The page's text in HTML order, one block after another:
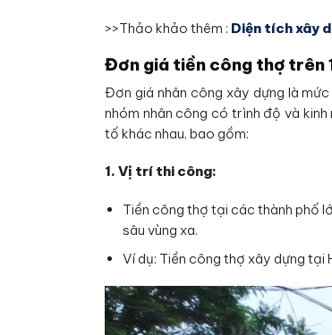
>>Thảo khảo thêm : Diện tích xây
Đơn giá tiền công thợ trên
Đơn giá nhân công xây dựng là
nhóm nhân công có trình độ và
tố khác nhau, bao gồm:
1. Vị trí thi công:
Tiền công thợ tại các thành phố
sâu vùng xa.
Ví dụ: Tiền công thợ xây dựng tại